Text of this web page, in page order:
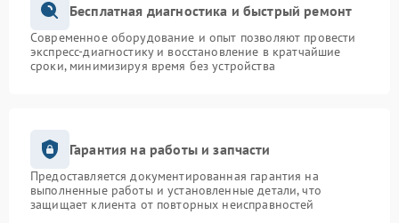
Бесплатная диагностика и быстрый ремонт
Современное оборудование и опыт позволяют провести
экспресс-диагностику и восстановление в кратчайшие
сроки, минимизируя время без устройства
Гарантия на работы и запчасти
Предоставляется документированная гарантия на
выполненные работы и установленные детали, что
защищает клиента от повторных неисправностей